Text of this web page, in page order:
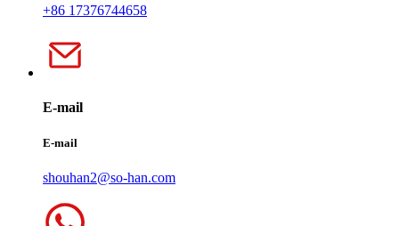
+86 17376744658
E-mail
E-mail
shouhan2@so-han.com